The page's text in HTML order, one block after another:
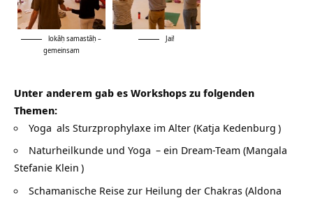
lokāḥ samastāḥ –
gemeinsam
Jai!
Unter anderem gab es Workshops zu folgenden
Themen:
Yoga als Sturzprophylaxe im Alter (Katja Kedenburg )
Naturheilkunde und Yoga – ein Dream-Team (Mangala
Stefanie Klein )
Schamanische Reise zur Heilung der Chakras (Aldona